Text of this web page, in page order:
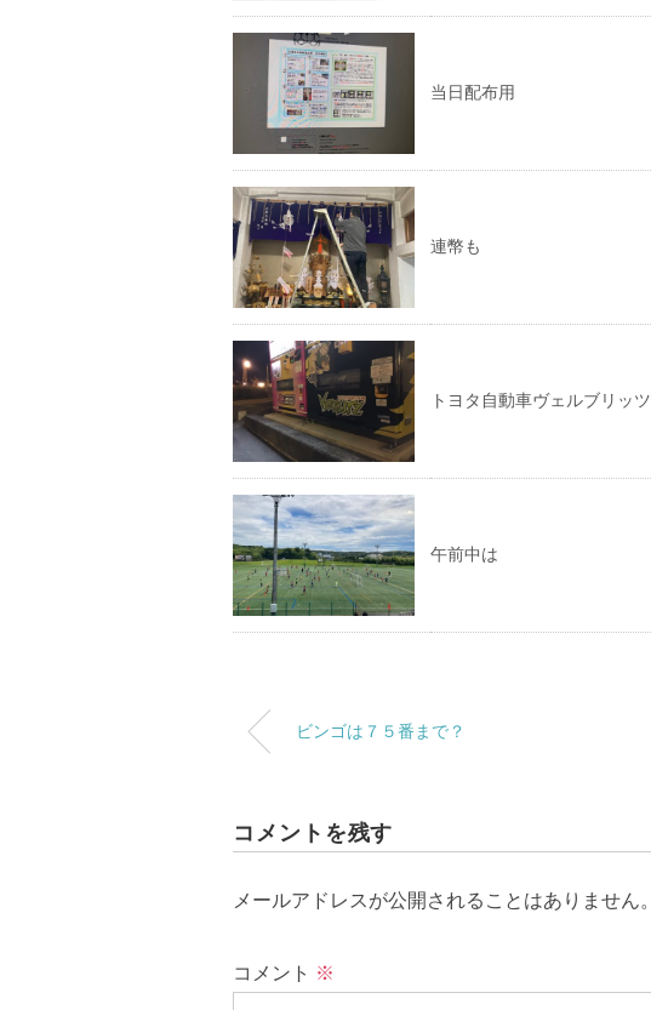
当日配布用
連幣も
トヨタ自動車ヴェルブリッツ
午前中は
ビンゴは７５番まで？
コメントを残す
メールアドレスが公開されることはありません。
コメント ※